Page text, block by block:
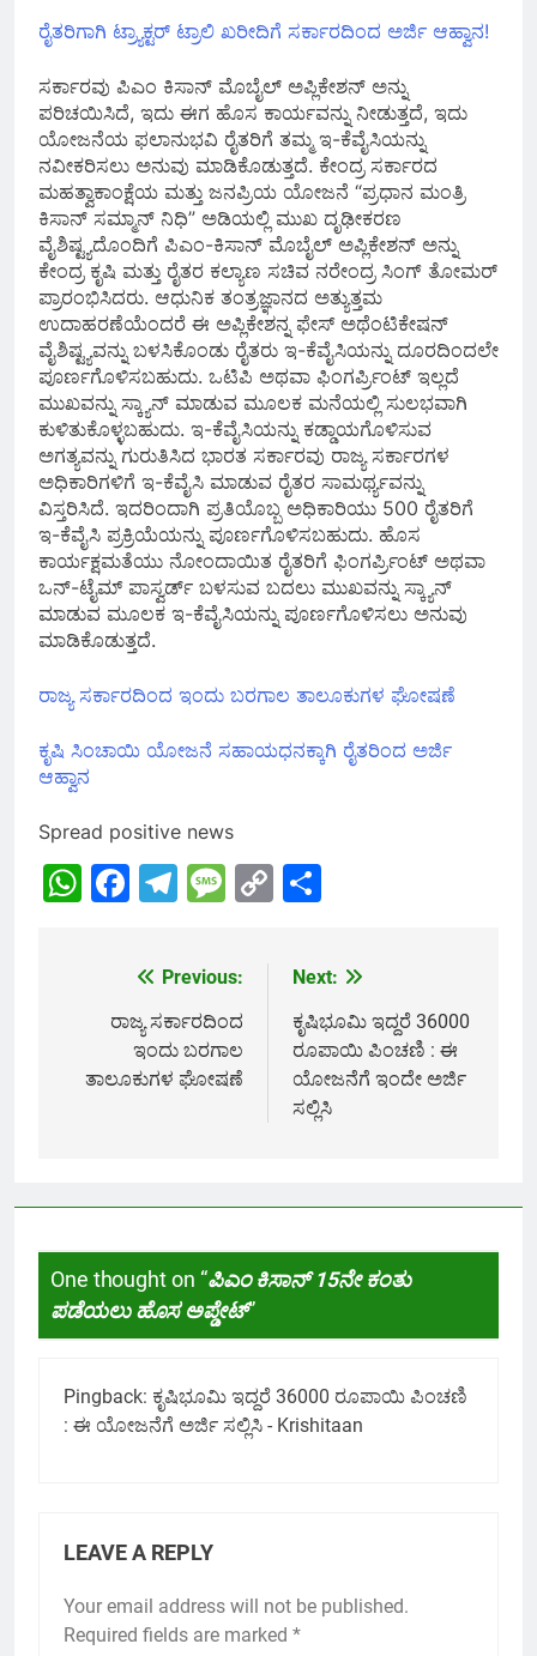
ರೈತರಿಗಾಗಿ ಟ್ರ್ಯಾಕ್ಟರ್ ಟ್ರಾಲಿ ಖರೀದಿಗೆ ಸರ್ಕಾರದಿಂದ ಅರ್ಜಿ ಆಹ್ವಾನ!
ಸರ್ಕಾರವು ಪಿಎಂ ಕಿಸಾನ್ ಮೊಬೈಲ್ ಅಪ್ಲಿಕೇಶನ್ ಅನ್ನು
ಪರಿಚಯಿಸಿದೆ, ಇದು ಈಗ ಹೊಸ ಕಾರ್ಯವನ್ನು ನೀಡುತ್ತದೆ, ಇದು
ಯೋಜನೆಯ ಫಲಾನುಭವಿ ರೈತರಿಗೆ ತಮ್ಮ ಇ-ಕೆವೈಸಿಯನ್ನು
ನವೀಕರಿಸಲು ಅನುವು ಮಾಡಿಕೊಡುತ್ತದೆ. ಕೇಂದ್ರ ಸರ್ಕಾರದ
ಮಹತ್ವಾಕಾಂಕ್ಷೆಯ ಮತ್ತು ಜನಪ್ರಿಯ ಯೋಜನೆ “ಪ್ರಧಾನ ಮಂತ್ರಿ
ಕಿಸಾನ್ ಸಮ್ಮಾನ್ ನಿಧಿ” ಅಡಿಯಲ್ಲಿ ಮುಖ ದೃಢೀಕರಣ
ವೈಶಿಷ್ಟ್ಯದೊಂದಿಗೆ ಪಿಎಂ-ಕಿಸಾನ್ ಮೊಬೈಲ್ ಅಪ್ಲಿಕೇಶನ್ ಅನ್ನು
ಕೇಂದ್ರ ಕೃಷಿ ಮತ್ತು ರೈತರ ಕಲ್ಯಾಣ ಸಚಿವ ನರೇಂದ್ರ ಸಿಂಗ್ ತೋಮರ್
ಪ್ರಾರಂಭಿಸಿದರು. ಆಧುನಿಕ ತಂತ್ರಜ್ಞಾನದ ಅತ್ಯುತ್ತಮ
ಉದಾಹರಣೆಯೆಂದರೆ ಈ ಅಪ್ಲಿಕೇಶನ್ನ ಫೇಸ್ ಅಥೆಂಟಿಕೇಷನ್
ವೈಶಿಷ್ಟ್ಯವನ್ನು ಬಳಸಿಕೊಂಡು ರೈತರು ಇ-ಕೆವೈಸಿಯನ್ನು ದೂರದಿಂದಲೇ
ಪೂರ್ಣಗೊಳಿಸಬಹುದು. ಒಟಿಪಿ ಅಥವಾ ಫಿಂಗರ್ಪ್ರಿಂಟ್ ಇಲ್ಲದೆ
ಮುಖವನ್ನು ಸ್ಕ್ಯಾನ್ ಮಾಡುವ ಮೂಲಕ ಮನೆಯಲ್ಲಿ ಸುಲಭವಾಗಿ
ಕುಳಿತುಕೊಳ್ಳಬಹುದು. ಇ-ಕೆವೈಸಿಯನ್ನು ಕಡ್ಡಾಯಗೊಳಿಸುವ
ಅಗತ್ಯವನ್ನು ಗುರುತಿಸಿದ ಭಾರತ ಸರ್ಕಾರವು ರಾಜ್ಯ ಸರ್ಕಾರಗಳ
ಅಧಿಕಾರಿಗಳಿಗೆ ಇ-ಕೆವೈಸಿ ಮಾಡುವ ರೈತರ ಸಾಮರ್ಥ್ಯವನ್ನು
ವಿಸ್ತರಿಸಿದೆ. ಇದರಿಂದಾಗಿ ಪ್ರತಿಯೊಬ್ಬ ಅಧಿಕಾರಿಯು 500 ರೈತರಿಗೆ
ಇ-ಕೆವೈಸಿ ಪ್ರಕ್ರಿಯೆಯನ್ನು ಪೂರ್ಣಗೊಳಿಸಬಹುದು. ಹೊಸ
ಕಾರ್ಯಕ್ಷಮತೆಯು ನೋಂದಾಯಿತ ರೈತರಿಗೆ ಫಿಂಗರ್ಪ್ರಿಂಟ್ ಅಥವಾ
ಒನ್-ಟೈಮ್ ಪಾಸ್ವರ್ಡ್ ಬಳಸುವ ಬದಲು ಮುಖವನ್ನು ಸ್ಕ್ಯಾನ್
ಮಾಡುವ ಮೂಲಕ ಇ-ಕೆವೈಸಿಯನ್ನು ಪೂರ್ಣಗೊಳಿಸಲು ಅನುವು
ಮಾಡಿಕೊಡುತ್ತದೆ.
ರಾಜ್ಯ ಸರ್ಕಾರದಿಂದ ಇಂದು ಬರಗಾಲ ತಾಲೂಕುಗಳ ಘೋಷಣೆ
ಕೃಷಿ ಸಿಂಚಾಯಿ ಯೋಜನೆ ಸಹಾಯಧನಕ್ಕಾಗಿ ರೈತರಿಂದ ಅರ್ಜಿ
ಆಹ್ವಾನ
Spread positive news
WhatsApp
Facebook
Telegram
Message
Copy
navigation
Previous:
ರಾಜ್ಯ ಸರ್ಕಾರದಿಂದ
ಇಂದು ಬರಗಾಲ
ತಾಲೂಕುಗಳ ಘೋಷಣೆ
Next:
ಕೃಷಿಭೂಮಿ ಇದ್ದರೆ 36000
ರೂಪಾಯಿ ಪಿಂಚಣಿ : ಈ
ಯೋಜನೆಗೆ ಇಂದೇ ಅರ್ಜಿ
ಸಲ್ಲಿಸಿ
One thought on “ಪಿಎಂ ಕಿಸಾನ್ 15ನೇ ಕಂತು
ಪಡೆಯಲು ಹೊಸ ಅಪ್ಡೇಟ್”
Pingback: ಕೃಷಿಭೂಮಿ ಇದ್ದರೆ 36000 ರೂಪಾಯಿ ಪಿಂಚಣಿ
: ಈ ಯೋಜನೆಗೆ ಅರ್ಜಿ ಸಲ್ಲಿಸಿ - Krishitaan
LEAVE A REPLY
Your email address will not be published.
Required fields are marked *